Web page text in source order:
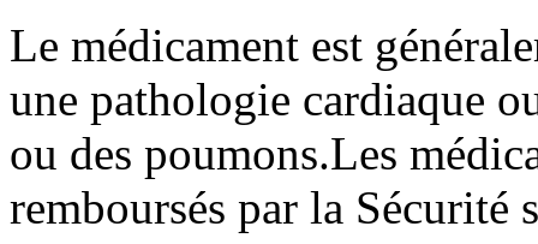
Le médicament est
une pathologie cardiaque
ou des poumons.Les
remboursés par la Sécurité